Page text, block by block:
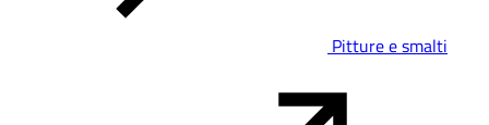
Pitture e smalti